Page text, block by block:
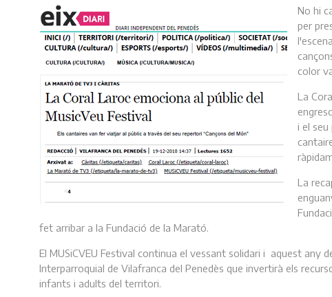
No hi
per
color
La
i el
La
fet arribar a la Fundació de la Marató.
El MUSiCVEU Festival continua el vessant solidari i aquest any
Interparroquial de Vilafranca del Penedès que invertirà els
infants i adults del territori.